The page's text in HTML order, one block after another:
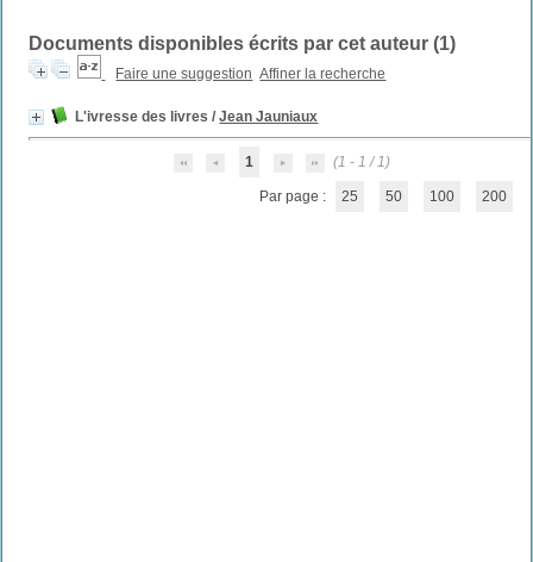
Documents disponibles écrits par cet auteur (1)
Faire une suggestion Affiner la recherche
L'ivresse des livres /Jean Jauniaux
1 (1 - 1 / 1)
Par page : 25 50 100 200